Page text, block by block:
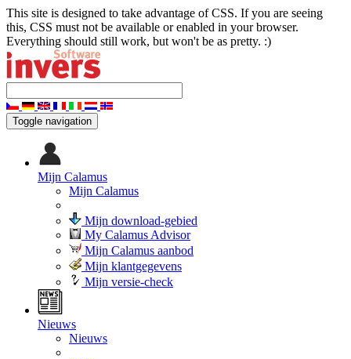
This site is designed to take advantage of CSS. If you are seeing
this, CSS must not be available or enabled in your browser.
Everything should still work, but won't be as pretty. :)
Toggle navigation
Mijn Calamus
Mijn Calamus
Mijn download-gebied
My Calamus Advisor
Mijn Calamus aanbod
Mijn klantgegevens
Mijn versie-check
Nieuws
Nieuws